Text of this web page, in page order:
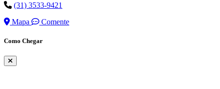
(31) 3533-9421
Mapa
Comente
Como Chegar